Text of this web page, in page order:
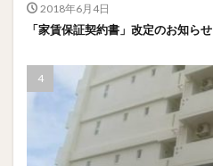
2018年6月4日
「家賃保証契約書」改定のお知らせ